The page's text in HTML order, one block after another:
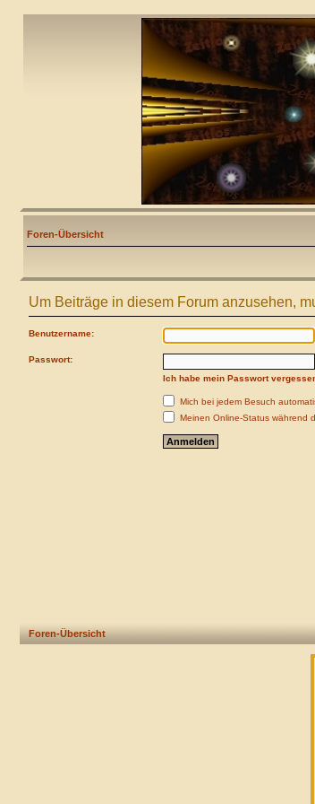
Foren-Übersicht
Um Beiträge in diesem Forum anzusehen,
Benutzername:
Passwort:
Ich habe mein Passwort
Mich bei jedem Besuch
Meinen Online-Status während
Foren-Übersicht